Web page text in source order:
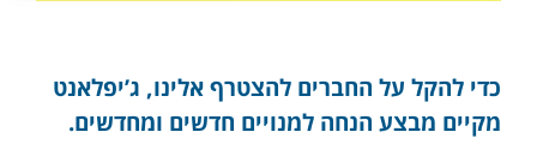
כדי להקל על החברים להצטרף אלינו, ג’יפלאנט
מקיים מבצע הנחה למנויים חדשים ומחדשים.